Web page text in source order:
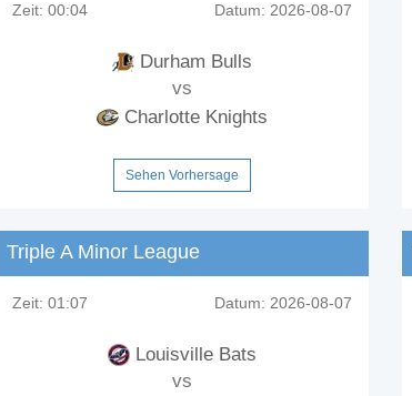
Zeit: 00:04 Datum: 2026-08-07
Durham Bulls
vs
Charlotte Knights
Sehen Vorhersage
Triple A Minor League
Zeit: 01:07 Datum: 2026-08-07
Louisville Bats
vs